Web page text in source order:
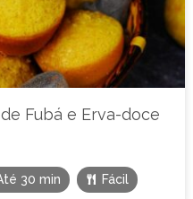
Fubá e Erva-doce
30 min Fácil